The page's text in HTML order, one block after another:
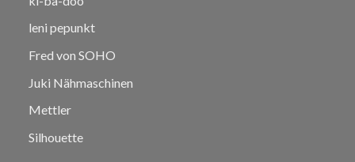
leni pepunkt
Fred von SOHO
Juki Nähmaschinen
Mettler
Silhouette